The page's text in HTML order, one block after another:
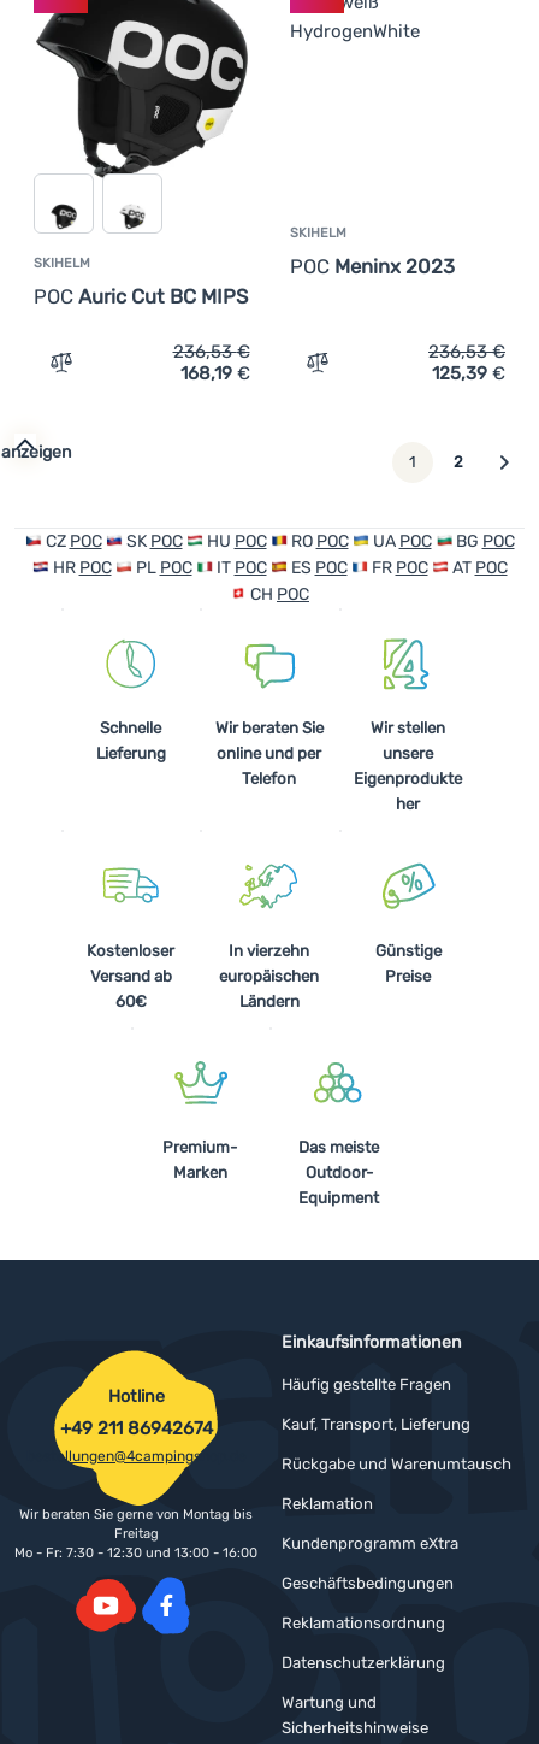
SKIHELM
POC Auric Cut BC MIPS
Zum Vergleich 'Skihelm POC Auric Cut BC MIPS'
236,53€
168,19 €
SKIHELM
POC Meninx 2023
Zum Vergleich 'Skihelm
236,53€
125,39 €
1 2 weiter
CZ POC SK POC HU POC RO POC UA POC BG POC
HR POC PL POC IT POC ES POC FR POC AT POC
CH POC
Schnelle
Lieferung
Wir beraten Sie
online und per
Telefon
Wir stellen
unsere
Eigenprodukte
her
Kostenloser
Versand ab
60€
In vierzehn
europäischen
Ländern
Günstige
Preise
Premium-
Marken
Das meiste
Outdoor-
Equipment
Einkaufsinformationen
Häufig gestellte Fragen
Kauf, Transport, Lieferung
Rückgabe und Warenumtausch
Reklamation
Kundenprogramm eXtra
Geschäftsbedingungen
Reklamationsordnung
Datenschutzerklärung
Wartung und
Sicherheitshinweise
Hotline
+49 211 86942674
bestellungen@4campingshop.de
Wir beraten Sie gerne von Montag bis
Freitag
Mo - Fr: 7:30 - 12:30 und 13:00 - 16:00